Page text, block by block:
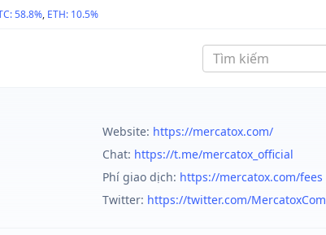
58.8%, ETH: 10.5%
Website: https://mercatox.com/
Chat: https://t.me/mercatox_official
Phí giao dịch: https://mercatox.com/fees
Twitter: https://twitter.com/MercatoxCom